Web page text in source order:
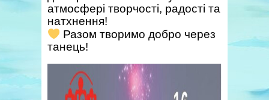
атмосфері творчості, радості та
натхнення!
Разом творимо добро через
танець!